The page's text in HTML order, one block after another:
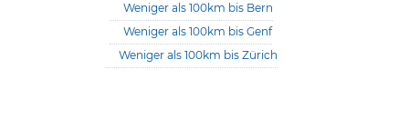
Weniger als 100km bis Bern
Weniger als 100km bis Genf
Weniger als 100km bis Zürich